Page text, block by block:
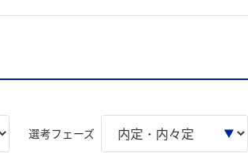
Vote
選考フェーズ